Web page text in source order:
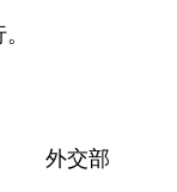
外交部